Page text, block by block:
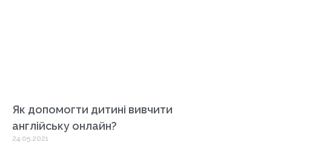
Як допомогти дитині вивчити
англійську онлайн?
24.05.2021